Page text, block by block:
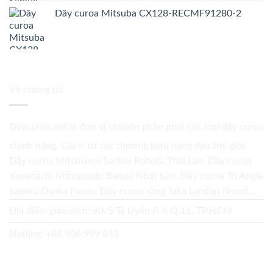
Dây curoa Mitsuba CX128-RECMF91280-2